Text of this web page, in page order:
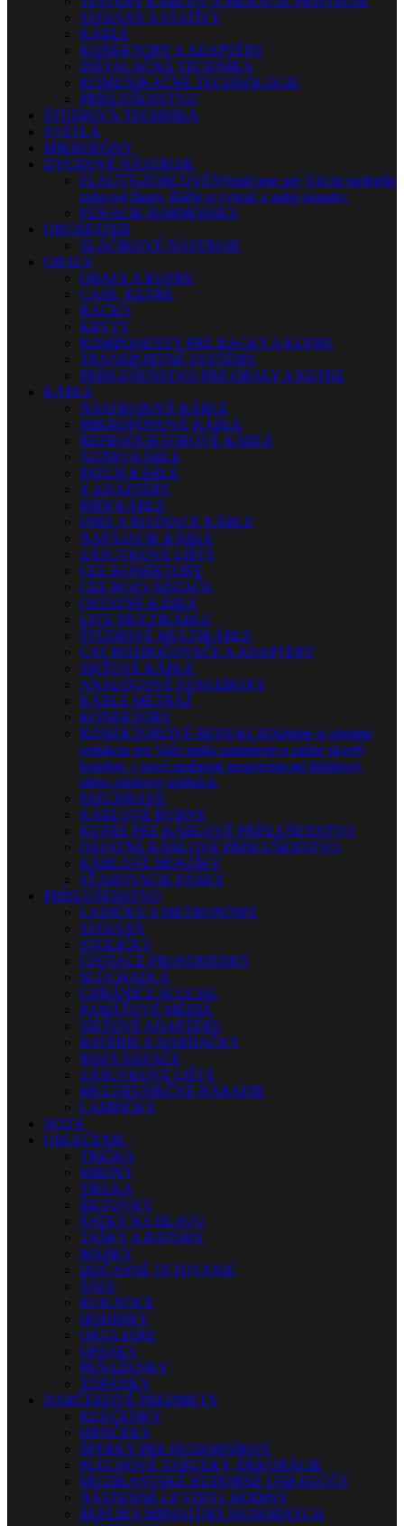
STOJANY A STATÍVY
KÁBLE
KONEKTORY A ADAPTÉRY
INŠTALAČNÁ TECHNIKA
KOMUNIKAČNÉ TECHNOLÓGIE
PRÍSLUŠENSTVO
ŠTÚDIOVÁ TECHNIKA
SVETLÁ
MIKROFÓNY
DYCHOVÉ NÁSTROJE
FLAUTY-ZOBCOVÉVybrali sme pre Vás tie najlepšie
zobcové flauty. Ráčte si vybrať z našej ponuky.
FÚKACIE HARMONIKY
ORCHESTER
SLÁČIKOVÉ NÁSTROJE
OBALY
OBALY A KUFRE
CASE, KUFRE
RACKY
KRYTY
KOMPONENTY PRE RACKY A KUFRE
TRANSPORTNÉ SYSTÉMY
PRÍSLUŠENSTVO PRE OBALY A KUFRE
KÁBLE
NÁSTROJOVÉ KÁBLE
MIKROFÓNOVÉ KÁBLE
REPRODUKTOROVÉ KÁBLE
AUDIO KÁBLE
PATCH KÁBLE
Y ADAPTÉRY
MIDI KÁBLE
DMX A RIADIACE KÁBLE
NAPÁJACIE KÁBLE
ZÁSUVKOVÉ LIŠTY
CEE KONEKTORY
CEE ROZVÁDZAČE
OSTATNÉ KÁBLE
LIVE MULTIKÁBLE
ŠTÚDIOVÉ MULTIKÁBLE
CAT ROZBOČOVAČE A ADAPTÉRY
SIEŤOVÉ KÁBLE
ANALÓGOVÉ STAGEBOXY
KÁBLE METRÁŽ
KONEKTORY
KONEKTOROVÉ REDUKCIENájdite si vhodnú
redukciu pre Vaše audio zariadenie a zažite skvelý
komfort + nové možnosti prepojenia pri štúdiovej,
alebo pódiovej aplikácii.
PATCHBAYE
KÁBLOVÉ BUBNY
KUFRE PRE KÁBLOVÉ PRÍSLUŠENSTVO
OSTATNÉ KÁBLOVÉ PRÍSLUŠENSTVO
KÁBLOVÉ MOSTÍKY
SŤAHOVACIE PÁSKY
PRÍSLUŠENSTVO
LADIČKY A METRONÓMY
STOJANY
STOLIČKY
ČISTIACE PROSTRIEDKY
SLÚCHADLÁ
CHRÁNIČE SLUCHU
PAMÄŤOVÉ MÉDIÁ
SIEŤOVÉ ADAPTÉRY
BATÉRIE A NABÍJAČKY
ROZVÁDZAČE
ZÁSUVKOVÉ LIŠTY
MULTIFUNKČNÉ NÁRADIE
LAMPIČKY
NOTY
OBLEČENIE
TRIČKÁ
MIKINY
TIELKA
ŠILTOVKY
ŠATKY NA HLAVU
TAŠKY A BATOHY
MASKY
DOČASNÉ TETOVANIE
ŠÁLY
RUKAVICE
HODINKY
OKULIARE
OPASKY
PEŇAŽENKY
TOPÁNKY
DARČEKOVÉ PREDMETY
KĽÚČENKY
HRNČEKY
ŠPERKY PRE HUDOBNÍKOV
PLECHOVÉ TABUĽKY, DEKORÁCIE
MUZIKANTSKÉ HUDOBNÉ USB KĽÚČE
NÁSTENNÉ LP VINYL HODINY
REPLIKY-MINIATÚRY HUDOBNÝCH